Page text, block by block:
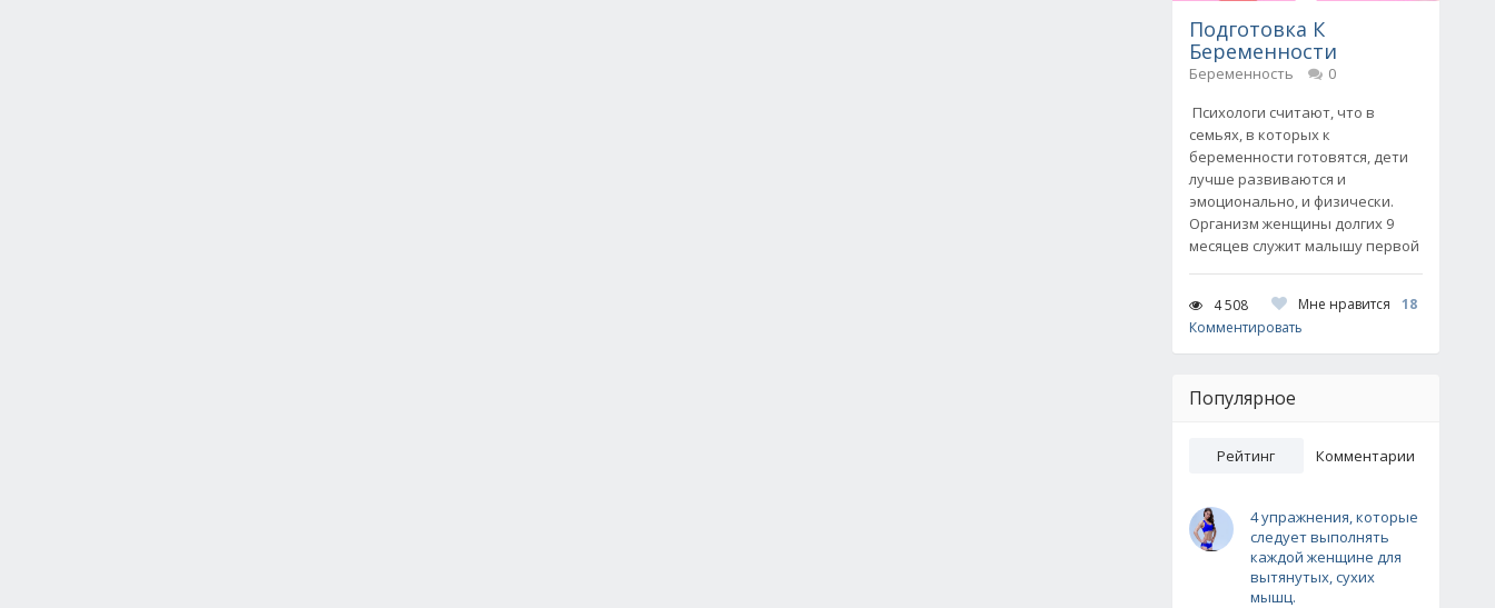
Подготовка К
Беременности
Беременность
0
Психологи считают, что в
семьях, в которых к
беременности готовятся, дети
лучше развиваются и
эмоционально, и физически.
Организм женщины долгих 9
месяцев служит малышу первой
4 508 Мне нравится
18
Комментировать
Популярное
Рейтинг Комментарии
4 упражнения, которые
следует выполнять
каждой женщине для
вытянутых, сухих
мышц.